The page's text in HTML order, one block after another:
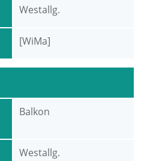
Westallg.
[WiMa]
Balkon
Westallg.